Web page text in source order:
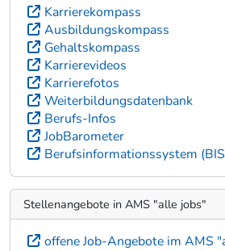
Karrierekompass
Ausbildungskompass
Gehaltskompass
Karrierevideos
Karrierefotos
Weiterbildungsdatenbank
Berufs-Infos
JobBarometer
Berufsinformationssystem
Stellenangebote in AMS "alle jobs"
offene Job-Angebote im AMS